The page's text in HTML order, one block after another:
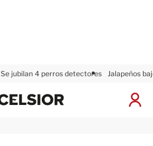
Se jubilan 4 perros detectores Jalapeños
I
x